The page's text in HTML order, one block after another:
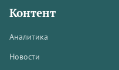
Контент
Аналитика
Новости